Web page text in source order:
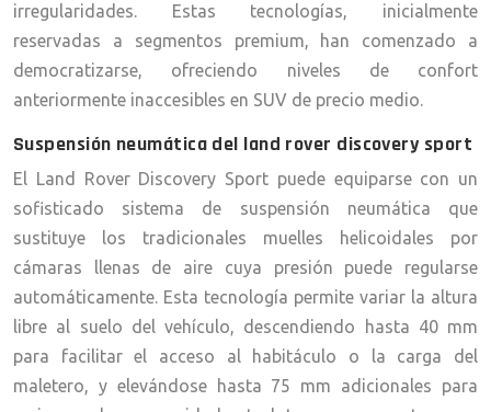
irregularidades. Estas tecnologías, inicialmente
reservadas a segmentos premium, han comenzado a
democratizarse, ofreciendo niveles de confort
anteriormente inaccesibles en SUV de precio medio.
Suspensión neumática del land rover discovery sport
El Land Rover Discovery Sport puede equiparse con un
sofisticado sistema de suspensión neumática que
sustituye los tradicionales muelles helicoidales por
cámaras llenas de aire cuya presión puede regularse
automáticamente. Esta tecnología permite variar la altura
libre al suelo del vehículo, descendiendo hasta 40 mm
para facilitar el acceso al habitáculo o la carga del
maletero, y elevándose hasta 75 mm adicionales para